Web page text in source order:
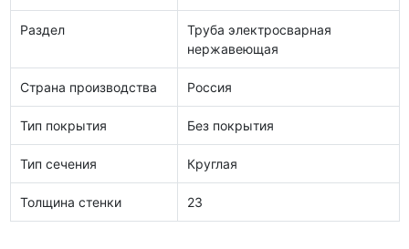
Раздел
Труба электросварная
нержавеющая
Страна производства Россия
Тип покрытия Без покрытия
Тип сечения Круглая
Толщина стенки 23